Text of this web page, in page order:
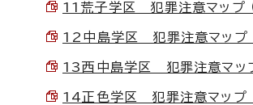
11荒子学区 犯罪注意マッ
12中島学区 犯罪注意マッ
13西中島学区 犯罪注意マッ
14正色学区 犯罪注意マップ